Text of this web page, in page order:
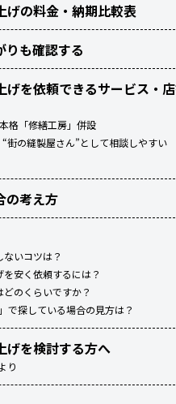
げの料金・納期比較表
りも確認する
げを依頼できるサービス・
格「修繕工房」併設
街の縫製屋さん”として相談しやすい
の考え方
いコツは？
安く依頼するには？
のくらいですか？
で探している場合の見方は？
げを検討する方へ
り